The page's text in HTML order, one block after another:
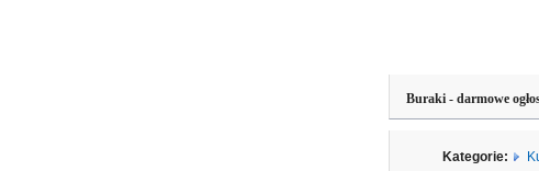
Buraki - darmowe
Kategorie: